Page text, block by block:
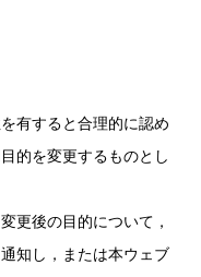
有すると合理的に認め
的を変更するものとし
更後の目的について，
知し，または本ウェブ